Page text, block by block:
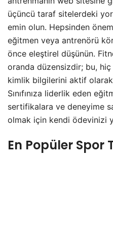
üçüncü taraf sitelerdeki
emin olun. Hepsinden
eğitmen veya antrenörü
önce eleştirel düşünün.
oranda düzensizdir; bu,
kimlik bilgilerini aktif olarak
Sınıfınıza liderlik eden
sertifikalara ve deneyime
olmak için kendi ödevinizi
En Popüler Spor